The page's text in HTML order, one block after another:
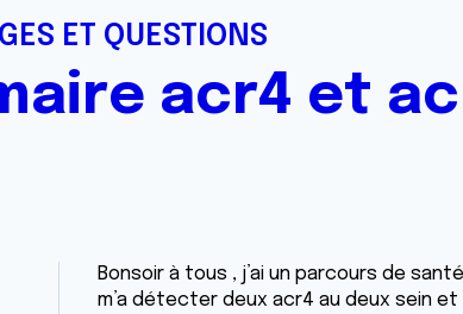
ET QUESTIONS
acr4 et
Bonsoir à tous , j’ai un parcours de
m’a détecter deux acr4 au deux sein